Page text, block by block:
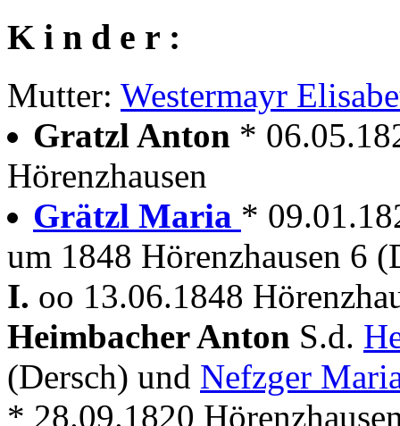
K i n d e r :
Mutter: Westermayr
Gratzl Anton *
Hörenzhausen
Grätzl Maria *
um 1848 Hörenzhausen 6
I. oo 13.06.1848
Heimbacher Anton S.d.
(Dersch) und Nefzger
* 28.09.1820